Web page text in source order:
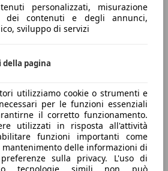
personalizzati, misurazione
dei contenuti e degli annunci,
sviluppo di servizi
della pagina
utilizziamo cookie o strumenti e
per le funzioni essenziali
il corretto funzionamento.
utilizzati in risposta all'attività
funzioni importanti come
delle informazioni di
sulla privacy. L'uso di